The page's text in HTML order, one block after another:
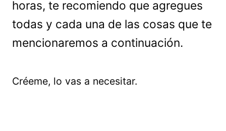
horas, te recomiendo que agregues
todas y cada una de las cosas que te
mencionaremos a continuación.
Créeme, lo vas a necesitar.